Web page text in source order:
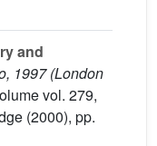
and
1997(London
vol. 279,
(2000), pp.